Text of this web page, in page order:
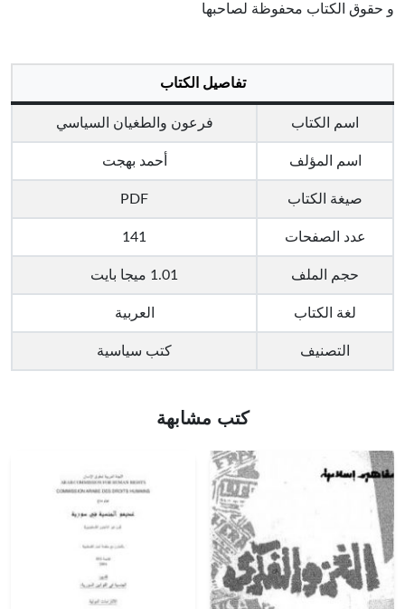
و حقوق الكتاب محفوظة لصاحبها
تفاصيل الكتاب
اسم الكتاب فرعون والطغيان السياسي
اسم المؤلف أحمد بهجت
صيغة الكتاب PDF
عدد الصفحات 141
حجم الملف 1.01 ميجا بايت
لغة الكتاب العربية
التصنيف كتب سياسية
كتب مشابهة